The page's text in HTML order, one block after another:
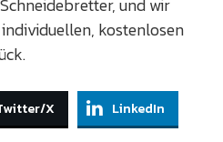
und wir
kostenlosen
X LinkedIn